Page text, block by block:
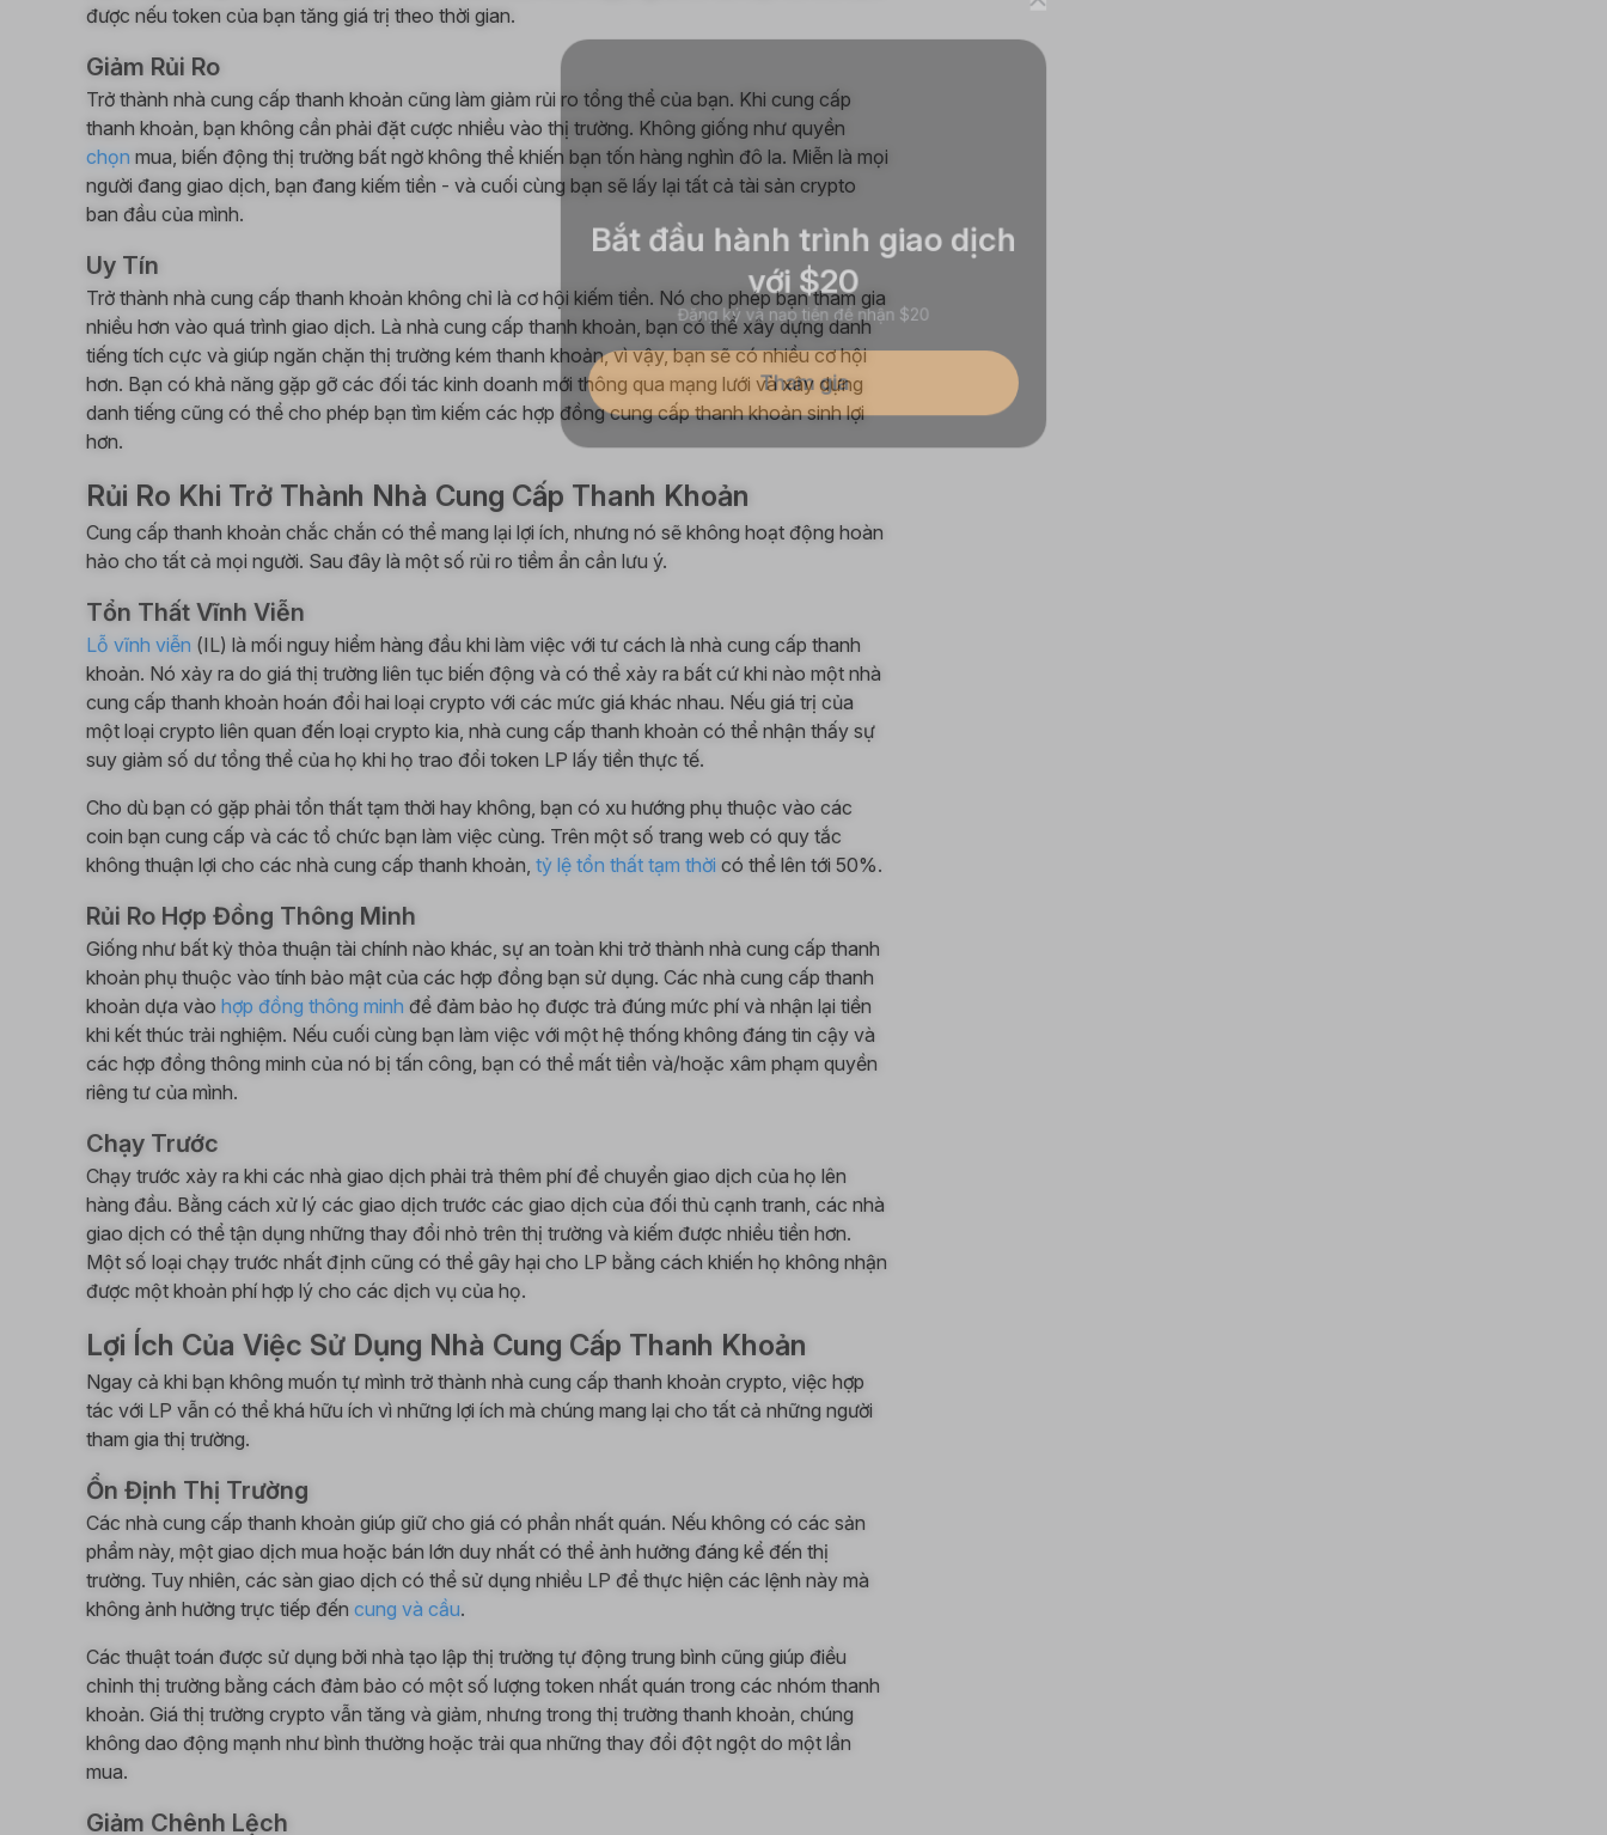
được nếu token của bạn tăng giá trị theo thời gian.
Giảm Rủi Ro
Trở thành nhà cung cấp thanh khoản cũng làm giảm rủi ro tổng thể của bạn. Khi cung cấp
thanh khoản, bạn không cần phải đặt cược nhiều vào thị trường. Không giống như quyền
chọn mua, biến động thị trường bất ngờ không thể khiến bạn tốn hàng nghìn đô la. Miễn là mọi
người đang giao dịch, bạn đang kiếm tiền - và cuối cùng bạn sẽ lấy lại tất cả tài sản crypto
ban đầu của mình.
Uy Tín
Trở thành nhà cung cấp thanh khoản không chỉ là cơ hội kiếm tiền. Nó cho phép bạn tham gia
nhiều hơn vào quá trình giao dịch. Là nhà cung cấp thanh khoản, bạn có thể xây dựng danh
tiếng tích cực và giúp ngăn chặn thị trường kém thanh khoản, vì vậy, bạn sẽ có nhiều cơ hội
hơn. Bạn có khả năng gặp gỡ các đối tác kinh doanh mới thông qua mạng lưới và xây dựng
danh tiếng cũng có thể cho phép bạn tìm kiếm các hợp đồng cung cấp thanh khoản sinh lợi
hơn.
Rủi Ro Khi Trở Thành Nhà Cung Cấp Thanh Khoản
Cung cấp thanh khoản chắc chắn có thể mang lại lợi ích, nhưng nó sẽ không hoạt động hoàn
hảo cho tất cả mọi người. Sau đây là một số rủi ro tiềm ẩn cần lưu ý.
Tổn Thất Vĩnh Viễn
Lỗ vĩnh viễn (IL) là mối nguy hiểm hàng đầu khi làm việc với tư cách là nhà cung cấp thanh
khoản. Nó xảy ra do giá thị trường liên tục biến động và có thể xảy ra bất cứ khi nào một nhà
cung cấp thanh khoản hoán đổi hai loại crypto với các mức giá khác nhau. Nếu giá trị của
một loại crypto liên quan đến loại crypto kia, nhà cung cấp thanh khoản có thể nhận thấy sự
suy giảm số dư tổng thể của họ khi họ trao đổi token LP lấy tiền thực tế.
Cho dù bạn có gặp phải tổn thất tạm thời hay không, bạn có xu hướng phụ thuộc vào các
coin bạn cung cấp và các tổ chức bạn làm việc cùng. Trên một số trang web có quy tắc
không thuận lợi cho các nhà cung cấp thanh khoản, tỷ lệ tổn thất tạm thời có thể lên tới 50%.
Rủi Ro Hợp Đồng Thông Minh
Giống như bất kỳ thỏa thuận tài chính nào khác, sự an toàn khi trở thành nhà cung cấp thanh
khoản phụ thuộc vào tính bảo mật của các hợp đồng bạn sử dụng. Các nhà cung cấp thanh
khoản dựa vào hợp đồng thông minh để đảm bảo họ được trả đúng mức phí và nhận lại tiền
khi kết thúc trải nghiệm. Nếu cuối cùng bạn làm việc với một hệ thống không đáng tin cậy và
các hợp đồng thông minh của nó bị tấn công, bạn có thể mất tiền và/hoặc xâm phạm quyền
riêng tư của mình.
Chạy Trước
Chạy trước xảy ra khi các nhà giao dịch phải trả thêm phí để chuyển giao dịch của họ lên
hàng đầu. Bằng cách xử lý các giao dịch trước các giao dịch của đối thủ cạnh tranh, các nhà
giao dịch có thể tận dụng những thay đổi nhỏ trên thị trường và kiếm được nhiều tiền hơn.
Một số loại chạy trước nhất định cũng có thể gây hại cho LP bằng cách khiến họ không nhận
được một khoản phí hợp lý cho các dịch vụ của họ.
Lợi Ích Của Việc Sử Dụng Nhà Cung Cấp Thanh Khoản
Ngay cả khi bạn không muốn tự mình trở thành nhà cung cấp thanh khoản crypto, việc hợp
tác với LP vẫn có thể khá hữu ích vì những lợi ích mà chúng mang lại cho tất cả những người
tham gia thị trường.
Ổn Định Thị Trường
Các nhà cung cấp thanh khoản giúp giữ cho giá có phần nhất quán. Nếu không có các sản
phẩm này, một giao dịch mua hoặc bán lớn duy nhất có thể ảnh hưởng đáng kể đến thị
trường. Tuy nhiên, các sàn giao dịch có thể sử dụng nhiều LP để thực hiện các lệnh này mà
không ảnh hưởng trực tiếp đến cung và cầu.
Các thuật toán được sử dụng bởi nhà tạo lập thị trường tự động trung bình cũng giúp điều
chỉnh thị trường bằng cách đảm bảo có một số lượng token nhất quán trong các nhóm thanh
khoản. Giá thị trường crypto vẫn tăng và giảm, nhưng trong thị trường thanh khoản, chúng
không dao động mạnh như bình thường hoặc trải qua những thay đổi đột ngột do một lần
mua.
Giảm Chênh Lệch
Bắt đầu hành trình giao dịch
với $20
Đăng ký và nạp tiền để nhận $20
Tham gia